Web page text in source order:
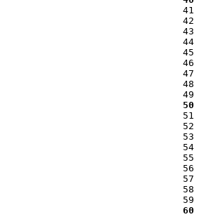
41
42
43
44
45
46
47
48
49
50
51
52
53
54
55
56
57
58
59
60